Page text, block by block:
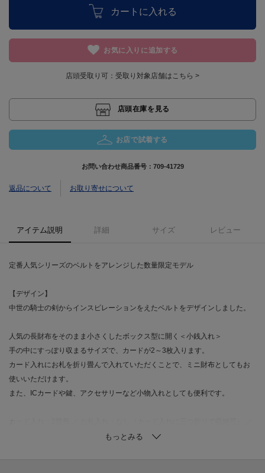
カートに入れる
お気に入りに追加する
店頭受取り可： 受取り対象店舗はこちら >
店頭在庫を見る
お店で試着する
お問い合わせ商品番号： 709-41729
返品について お取り寄せについて
アイテム説明 詳細 サイズ レビュー
定番人気シリーズのベルトをアレンジした数量限定モデル
【デザイン】
中世の騎士の剣からインスピレーションをえたベルトをデザインしました。
人気の長財布をそのまま小さくしたボックス型に開く＜小銭入れ＞
手の中にすっぽり収まるサイズで、カードが2～3枚入ります。
カード入れにお札を折り畳んで入れていただくことで、ミニ財布としてもお
使いいただけます。
また、ICカードや鍵、アクセサリーなど小物入れとしても便利です。
小銭入れ：1箇所 ／ スナップボタン調節：1段階